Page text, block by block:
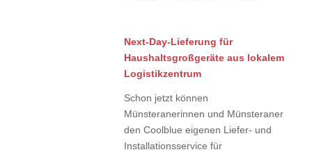
Next-Day-Lieferung für
Haushaltsgroßgeräte aus lokalem
Logistikzentrum
Schon jetzt können
Münsteranerinnen und Münsteraner
den Coolblue eigenen Liefer- und
Installationsservice für